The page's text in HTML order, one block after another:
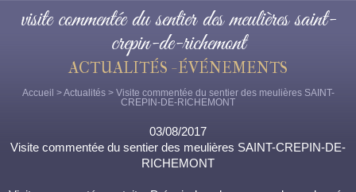
visite commentée du sentier des meulières saint-
crepin-de-richemont
ACTUALITÉS - ÉVÉNEMENTS
Accueil >Actualités> Visite commentée du sentier des meulières SAINT-
CREPIN-DE-RICHEMONT
03/08/2017
Visite commentée du sentier des meulières SAINT-CREPIN-DE-
RICHEMONT